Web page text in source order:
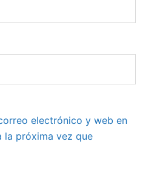
electrónico y web en
la próxima vez que